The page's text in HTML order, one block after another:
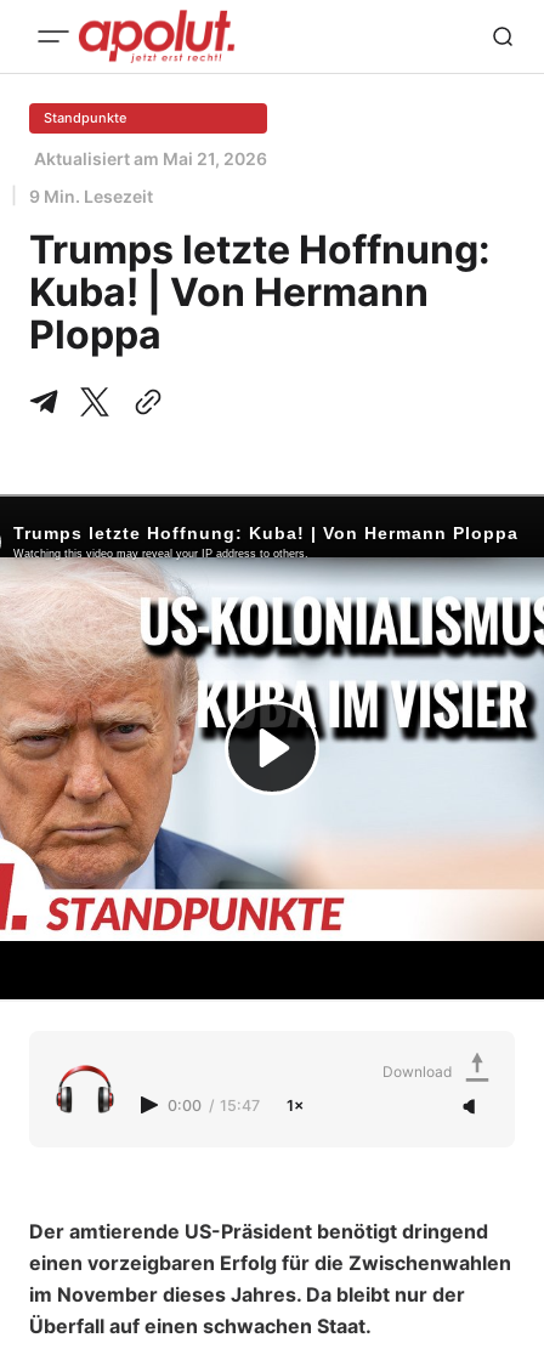
Standpunkte
Aktualisiert am Mai 21, 2026
9 Min. Lesezeit
Trumps letzte Hoffnung:
Kuba! | Von Hermann
Ploppa
0:00 / 15:47 1×
Download
Der amtierende US-Präsident benötigt dringend
einen vorzeigbaren Erfolg für die Zwischenwahlen
im November dieses Jahres. Da bleibt nur der
Überfall auf einen schwachen Staat.